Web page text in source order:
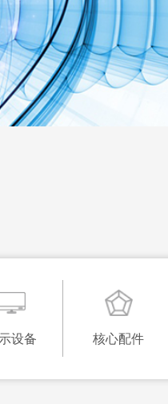
设备
核心配件